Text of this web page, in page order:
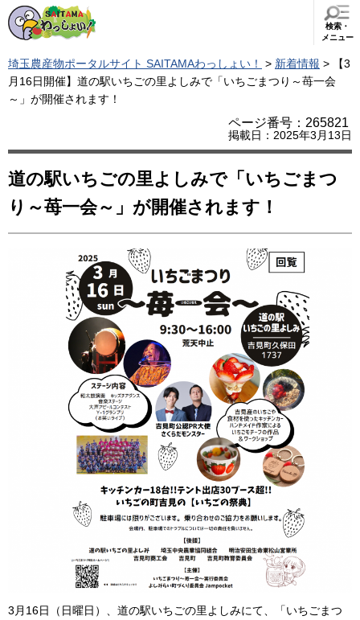
検索・
メニュー
埼玉農産物ポータルサイト SAITAMAわっしょい！ > 新着情報 > 【3
月16日開催】道の駅いちごの里よしみで「いちごまつり～苺一会
～」が開催されます！
ページ番号：265821
掲載日：2025年3月13日
道の駅いちごの里よしみで「いちごまつ
り～苺一会～」が開催されます！
3月16日（日曜日）、道の駅いちごの里よしみにて、「いちごまつ